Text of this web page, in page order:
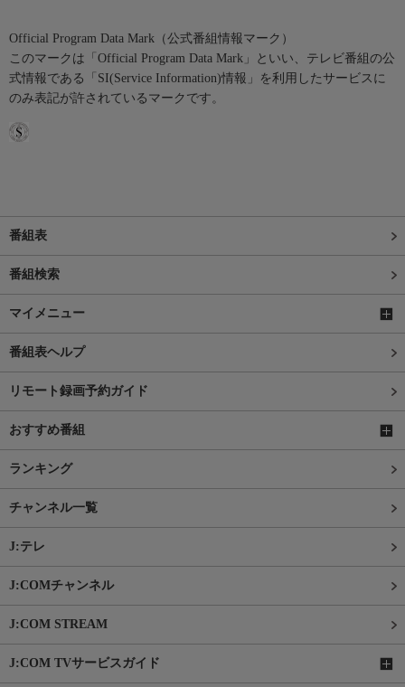
Official Program Data Mark（公式番組情報マーク）
このマークは「Official Program Data Mark」といい、テレビ番組の公
式情報である「SI(Service Information)情報」を利用したサービスに
のみ表記が許されているマークです。
番組表
番組検索
マイメニュー
番組表ヘルプ
リモート録画予約ガイド
おすすめ番組
ランキング
チャンネル一覧
J:テレ
J:COMチャンネル
J:COM STREAM
J:COM TVサービスガイド